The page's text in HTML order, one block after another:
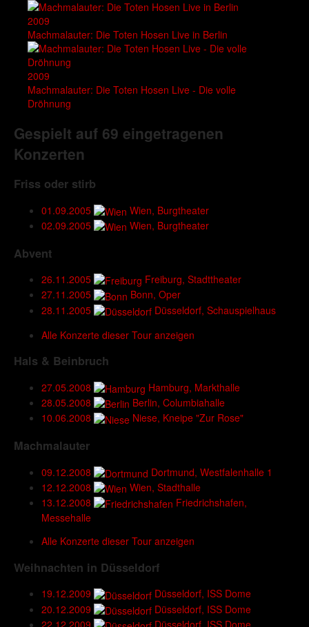
2009
Machmalauter: Die Toten Hosen Live in Berlin
2009
Machmalauter: Die Toten Hosen Live - Die volle
Dröhnung
Gespielt auf 69 eingetragenen
Konzerten
Friss oder stirb
01.09.2005
Wien, Burgtheater
02.09.2005
Wien, Burgtheater
Abvent
26.11.2005
Freiburg, Stadttheater
27.11.2005
Bonn, Oper
28.11.2005
Düsseldorf, Schauspielhaus
Alle Konzerte dieser Tour anzeigen
Hals & Beinbruch
27.05.2008
Hamburg, Markthalle
28.05.2008
Berlin, Columbiahalle
10.06.2008
Niese, Kneipe "Zur Rose"
Machmalauter
09.12.2008
Dortmund, Westfalenhalle 1
12.12.2008
Wien, Stadthalle
13.12.2008
Friedrichshafen,
Messehalle
Alle Konzerte dieser Tour anzeigen
Weihnachten in Düsseldorf
19.12.2009
Düsseldorf, ISS Dome
20.12.2009
Düsseldorf, ISS Dome
22.12.2009
Düsseldorf, ISS Dome